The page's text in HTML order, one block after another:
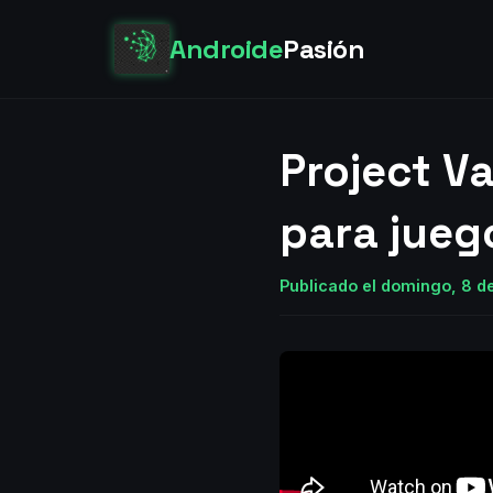
AndroidePasión
Project
para
Publicado el domingo, 8